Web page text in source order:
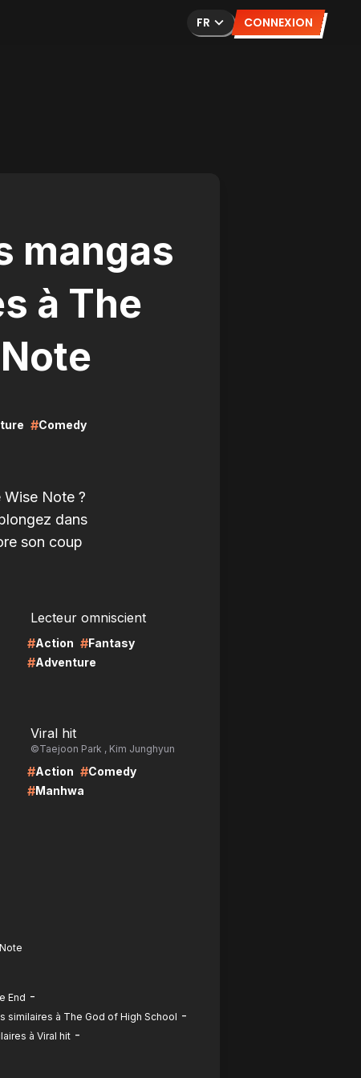
FR CONNEXION
mangas
à The
#Comedy
Note ?
dans
son coup
Lecteur omniscient
#Action #Fantasy
#Adventure
Viral hit
©Taejoon Park , Kim Junghyun
#Action #Comedy
#Manhwa
End -
similaires à The God of High School -
à Viral hit -